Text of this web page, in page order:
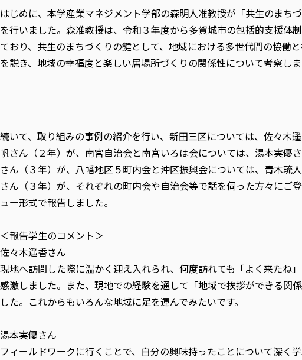
はじめに、本学産業マネジメント学部の森明人准教授が「共生のまち
を行いました。森准教授は、令和３年度から多賀城市の包括的支援体
ており、共生のまちづくりの鍵として、地域における多世代間の協働
を説き、地域の幸福度と楽しい居場所づくりの関係性について考察しま
続いて、取り組みの事例の紹介を行い、新田三区については、佐々木
帆さん（２年）が、南宮自治会と南宮いろは会については、湯本実優
さん（３年）が、八幡地区５町内会と沖区振興会については、青木琉
さん（３年）が、それぞれの町内会や自治会等で話を伺った方々にご
ュー形式で報告しました。
＜報告学生のコメント＞
佐々木遥香さん
現地へ訪問した際に温かく迎え入れられ、何度訪れても「よく来たね
感激しました。また、現地での経験を通して「地域で挨拶ができる関
した。これからもいろんな地域に足を運んでみたいです。
湯本実優さん
フィールドワークに行くことで、自分の興味持ったことについて深く